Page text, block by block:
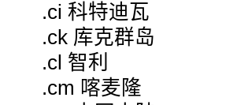
.ci 科特迪瓦
.ck 库克群岛
.cl 智利
.cm 喀麦隆